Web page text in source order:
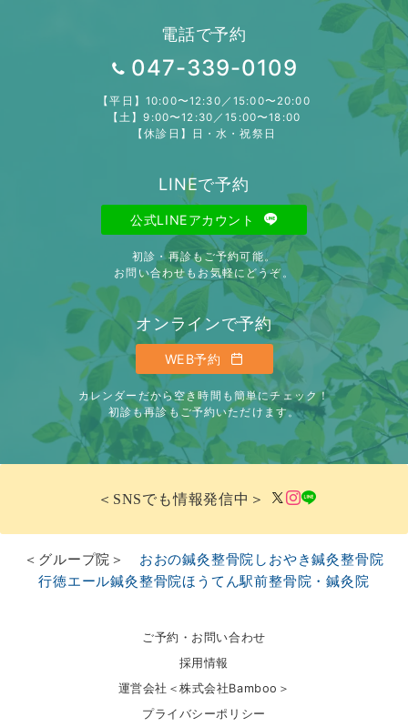
電話で予約
047-339-0109
【平日】10:00〜12:30／15:00〜20:00
【土】9:00〜12:30／15:00〜18:00
【休診日】日・水・祝祭日
LINEで予約
公式LINEアカウント
初診・再診もご予約可能。
お問い合わせもお気軽にどうぞ。
オンラインで予約
WEB予約
カレンダーだから空き時間も簡単にチェック！
初診も再診もご予約いただけます。
＜SNSでも情報発信中＞
＜グループ院＞ おおの鍼灸整骨院 しおやき鍼灸整骨院
行徳エール鍼灸整骨院ほうてん駅前整骨院・鍼灸院
ご予約・お問い合わせ
採用情報
運営会社＜株式会社Bamboo＞
プライバシーポリシー